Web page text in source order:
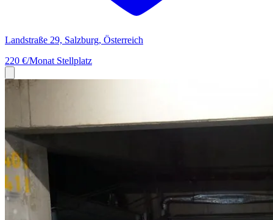
Landstraße 29, Salzburg, Österreich
220 €/Monat Stellplatz